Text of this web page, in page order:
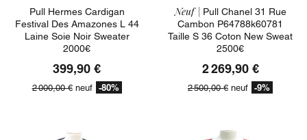
Pull Hermes Cardigan
Festival Des Amazones L 44
Laine Soie Noir Sweater
2000€
399,90 €
2 000,00 €neuf -80%
Neuf | Pull Chanel 31 Rue
Cambon P64788k60781
Taille S 36 Coton New Sweat
2500€
2 269,90 €
2 500,00 € neuf -9%